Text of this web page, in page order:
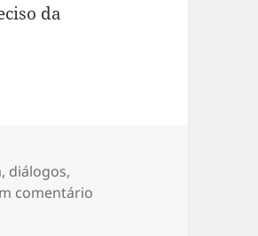
da
, diálogos,
comentário